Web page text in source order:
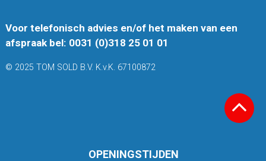
Voor telefonisch advies en/of het maken van een
afspraak bel: 0031 (0)318 25 01 01
© 2025 TOM SOLD B.V. K.v.K. 67100872
OPENINGSTIJDEN